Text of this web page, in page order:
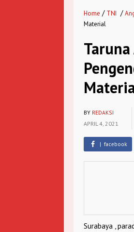
Home / TNI /
Material
BY REDAKSI
APRIL 4, 2021
| facebook
Surabaya ,